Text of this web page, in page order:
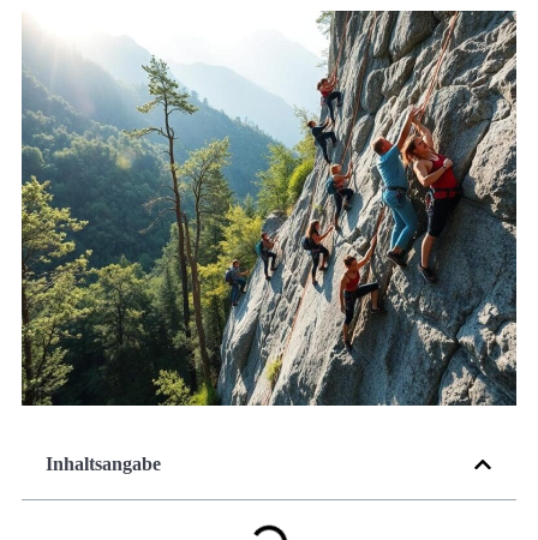
Inhaltsangabe